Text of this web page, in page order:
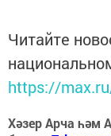
Читайте
https://
Хәзер Арча һәм